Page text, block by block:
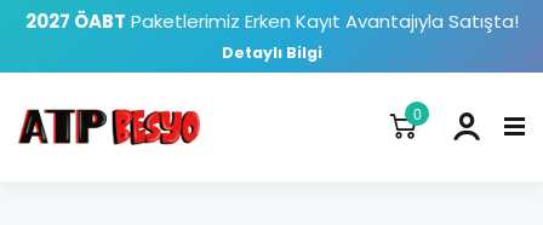
2027 ÖABT Paketlerimiz Erken Kayıt Avantajıyla Satışta!
Detaylı Bilgi
0